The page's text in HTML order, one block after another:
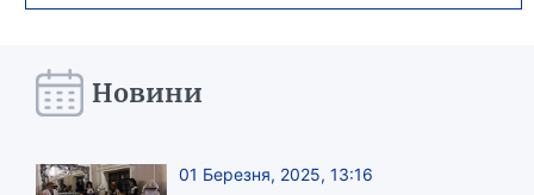
Новини
01 Березня, 2025, 13:16